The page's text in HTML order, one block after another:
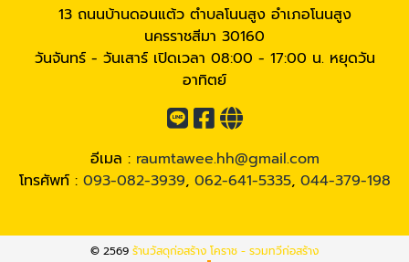
13 ถนนบ้านดอนแต้ว ตำบลโนนสูง อำเภอโนนสูง
นครราชสีมา 30160
วันจันทร์ - วันเสาร์ เปิดเวลา 08:00 - 17:00 น. หยุดวัน
อาทิตย์
อีเมล : raumtawee.hh@gmail.com
โทรศัพท์ : 093-082-3939, 062-641-5335, 044-379-198
© 2569 ร้านวัสดุก่อสร้าง โคราช - รวมทวีก่อสร้าง